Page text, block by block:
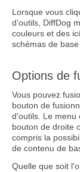
Lorsque vous
d’outils, DiffDog
couleurs et des
schémas de
Options de
Vous pouvez
bouton de
d'outils. Le menu
bouton de droite
compris la
de contenu de
Quelle que soit